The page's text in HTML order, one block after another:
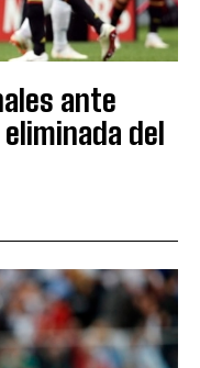
ante
del